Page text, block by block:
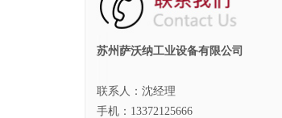
苏州萨沃纳工业设备有限公司
联系人：沈经理
手机：13372125666